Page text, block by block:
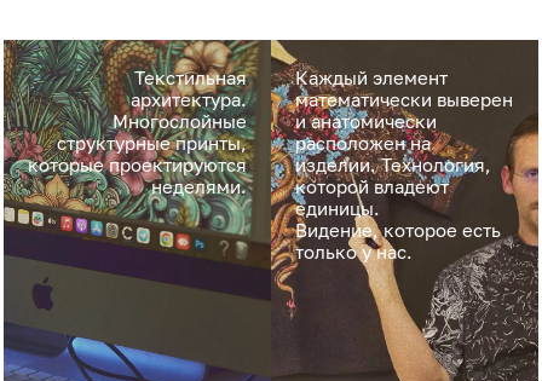
Текстильная
архитектура.
Многослойные
структурные принты,
которые проектируются
неделями.
Каждый элемент
математически выверен
и анатомически
расположен на
изделии. Технология,
которой владеют
единицы.
Видение, которое есть
только у нас.